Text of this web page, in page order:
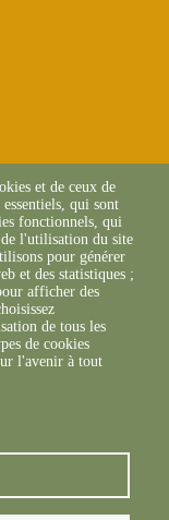
et de ceux de
qui sont
fonctionnels, qui
l'utilisation du site
pour générer
et des statistiques ;
afficher des
de tous les
de cookies
l'avenir à tout